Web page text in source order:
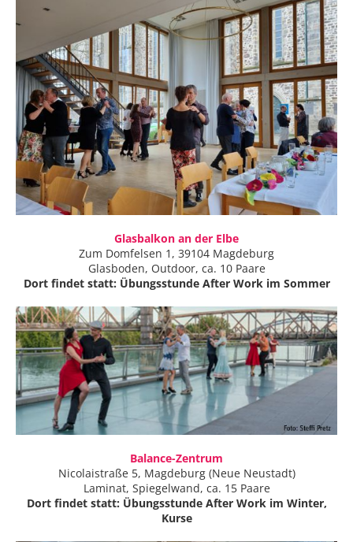
Glasbalkon an der Elbe
Zum Domfelsen 1, 39104 Magdeburg
Glasboden, Outdoor, ca. 10 Paare
Dort findet statt: Übungsstunde After Work im Sommer
Balance-Zentrum
Nicolaistraße 5, Magdeburg (Neue Neustadt)
Laminat, Spiegelwand, ca. 15 Paare
Dort findet statt: Übungsstunde After Work im Winter,
Kurse